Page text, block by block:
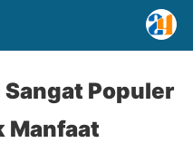
Sangat Populer
Manfaat